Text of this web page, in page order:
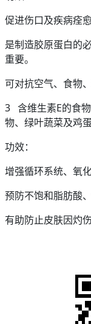
促进伤口及疾病痊愈
是制造胶原蛋白的
重要。
可对抗空气、食物
3 含维生素E的食
物、绿叶蔬菜及鸡蛋
功效：
增强循环系统、氧化
预防不饱和脂肪酸
有助防止皮肤因灼